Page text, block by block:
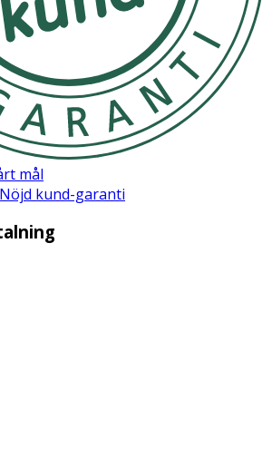
FISKolja, vitaminer (A, D, E,
niacin, B6, folsyra, biotin,
veg. olja (algsvamp (M. alpina)),
(cytidin 5’-monofosfat, uridin
5’-monofosfat, guanosin 5’-
5’-monofosfat), L-karnitin.
det viktigt att noggrant följa
på förpackningen.
mål
kund-garanti